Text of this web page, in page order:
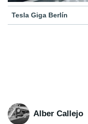
Tesla Giga Berlín
Alber Callejo